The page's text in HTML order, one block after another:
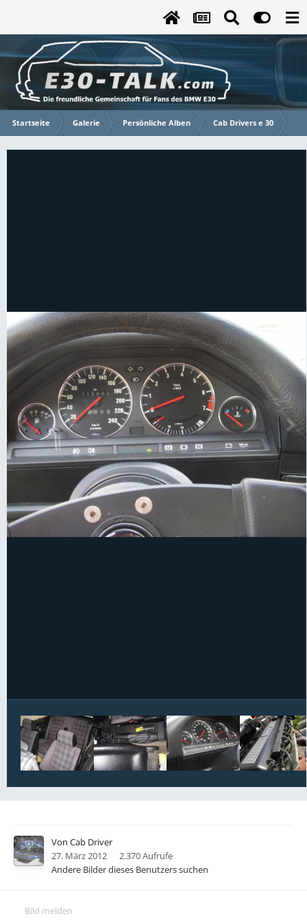
Startseite Galerie Persönliche Alben Cab Drivers e 30
Von Cab Driver
27. März 2012
2.370 Aufrufe
Andere Bilder dieses Benutzers suchen
Bild melden